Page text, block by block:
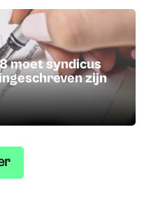
moet syndicus
zijn